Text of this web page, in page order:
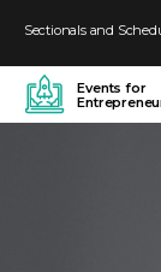
Sectionals and
Events for